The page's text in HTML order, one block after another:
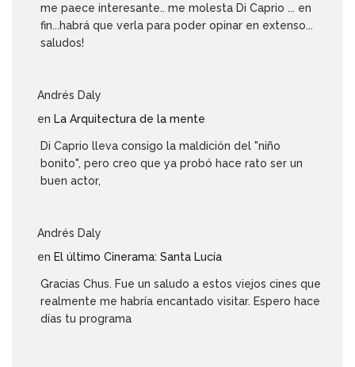
me paece interesante.. me molesta Di Caprio ... en
fin...habrá que verla para poder opinar en extenso...
saludos!
Andrés Daly
en La Arquitectura de la mente
Di Caprio lleva consigo la maldición del "niño
bonito", pero creo que ya probó hace rato ser un
buen actor,
Andrés Daly
en El último Cinerama: Santa Lucía
Gracias Chus. Fue un saludo a estos viejos cines que
realmente me habría encantado visitar. Espero hace
días tu programa